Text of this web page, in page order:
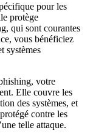
pour les
protège
qui sont courantes
vous bénéficiez
systèmes
votre
Elle couvre les
des systèmes, et
contre les
telle attaque.